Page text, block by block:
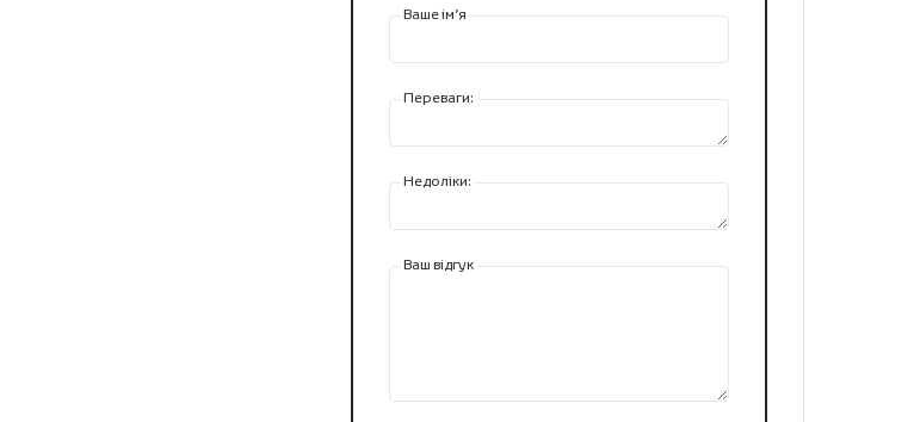
Ваше ім’я
Переваги:
Недоліки:
Ваш відгук